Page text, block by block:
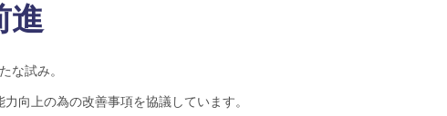
進
な試み。
向上の為の改善事項を協議しています。